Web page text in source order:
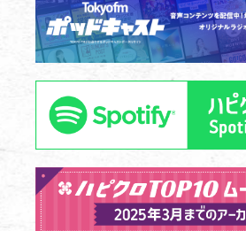
8/30放送予定
8月ラストも元気いっぱい！！
「！」マークソング
タイトルに記号がつく楽曲に注目する記
3回目となる今回は…「！」マークに注目！
タイトルに「！」がつく楽曲を教えてください
楽曲にまつわるエピソードや、「！」にま
てね！！！！